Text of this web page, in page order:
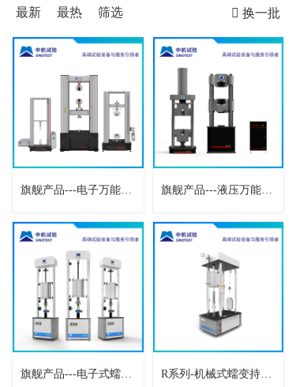
最新 最热 筛选 换一批
旗舰产品---液压万能试验机
旗舰产品---电子式蠕变持久试验机 R系列-机械式蠕变持久试验机